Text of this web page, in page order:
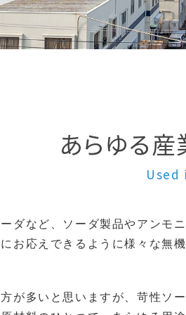
あらゆる産
ダなど、ソーダ製品やアンモ
お応えできるように様々な無
が多いと思いますが、苛性ソ